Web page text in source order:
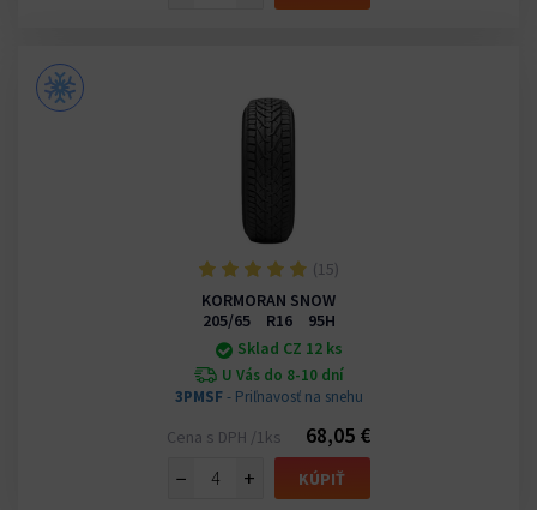
(15)
KORMORAN SNOW
205/65 R16 95H
Sklad CZ 12 ks
U Vás do 8-10 dní
3PMSF- Priľnavosť na snehu
Cena s DPH /1ks
68,05 €
−
+ KÚPIŤ